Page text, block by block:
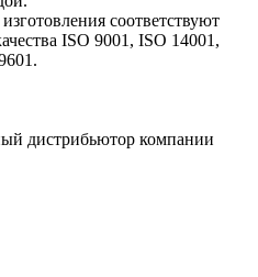
соответствуют
ISO 9001, ISO 14001,
дистрибьютор компании